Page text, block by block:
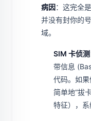
病因：这完全
并没有封你的
域。
SIM 卡侦测
带信息
代码。如
简单地“拔
特征），系